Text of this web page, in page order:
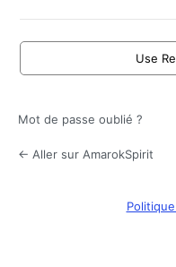
Use
Mot de passe oublié ?
← Aller sur AmarokSpirit